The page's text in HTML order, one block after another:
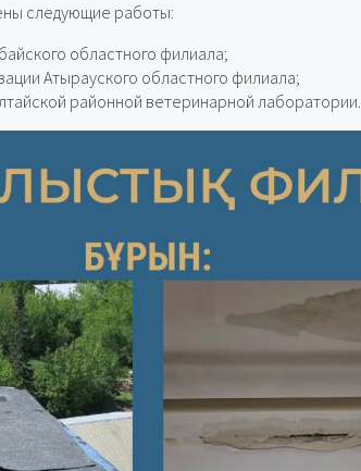
следующие работы:
областного филиала;
Атырауского областного филиала;
районной ветеринарной лаборатории.